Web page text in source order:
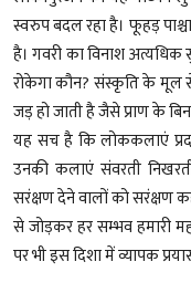
स्वरुप बदल रहा है। फूहड़
है। गवरी का विनाश अत्यधिक
रोकेगा कौन? संस्कृति के मूल
जड़ हो जाती है जैसे प्राण के
यह सच है कि लोककलाएं
उनकी कलाएं संवरती
सरंक्षण देने वालों को सरंक्षण
से जोड़कर हर सम्भव हमारी
पर भी इस दिशा में व्यापक